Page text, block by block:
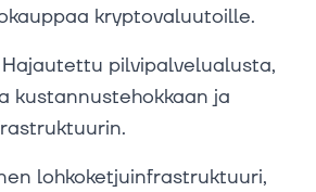
kryptovaluutoille.
Hajautettu pilvipalvelualusta,
kustannustehokkaan ja
lohkoketjuinfrastruktuuri,